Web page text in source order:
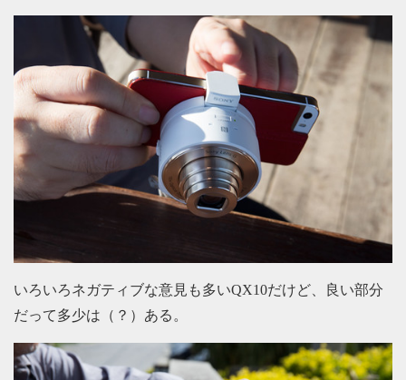
いろいろネガティブな意見も多いQX10だけど、良い部分
だって多少は（？）ある。